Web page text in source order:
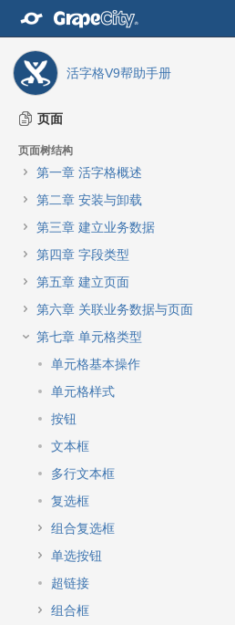
活字格V9帮助手册
页面
页面树结构
第一章 活字格概述
第二章 安装与卸载
第三章 建立业务数据
第四章 字段类型
第五章 建立页面
第六章 关联业务数据与页面
第七章 单元格类型
单元格基本操作
单元格样式
按钮
文本框
多行文本框
复选框
组合复选框
单选按钮
超链接
组合框